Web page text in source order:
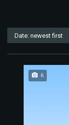
Date: newest first
6